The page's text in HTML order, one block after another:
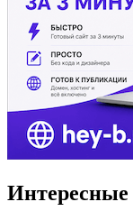
Интересные